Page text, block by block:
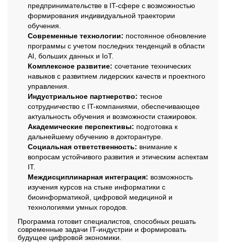
предпринимательстве в IT-сфере с возможностью
формирования индивидуальной траектории
обучения.
Современные технологии: постоянное обновление
программы с учетом последних тенденций в области
AI, больших данных и IoT.
Комплексное развитие: сочетание технических
навыков с развитием лидерских качеств и проектного
управления.
Индустриальное партнерство: тесное
сотрудничество с IT-компаниями, обеспечивающее
актуальность обучения и возможности стажировок.
Академические перспективы: подготовка к
дальнейшему обучению в докторантуре.
Социальная ответственность: внимание к
вопросам устойчивого развития и этическим аспектам
IT.
Междисциплинарная интеграция: возможность
изучения курсов на стыке информатики с
биоинформатикой, цифровой медициной и
технологиями умных городов.
Программа готовит специалистов, способных решать
современные задачи IT-индустрии и формировать
будущее цифровой экономики.